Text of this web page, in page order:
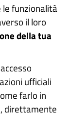
funzionalità
il loro
della tua
ufficiali
farlo in
direttamente